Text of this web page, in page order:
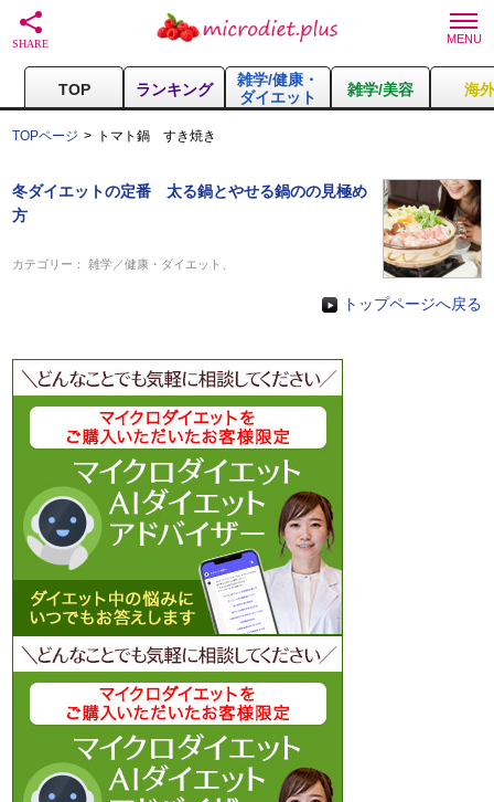
TOP ランキング
雑学/健康・
ダイエット
雑学/美容 海
TOPページ トマト鍋 すき焼き
冬ダイエットの定番 太る鍋とやせる鍋のの見極め
方
カテゴリー：雑学／健康・ダイエット
トップページへ戻る